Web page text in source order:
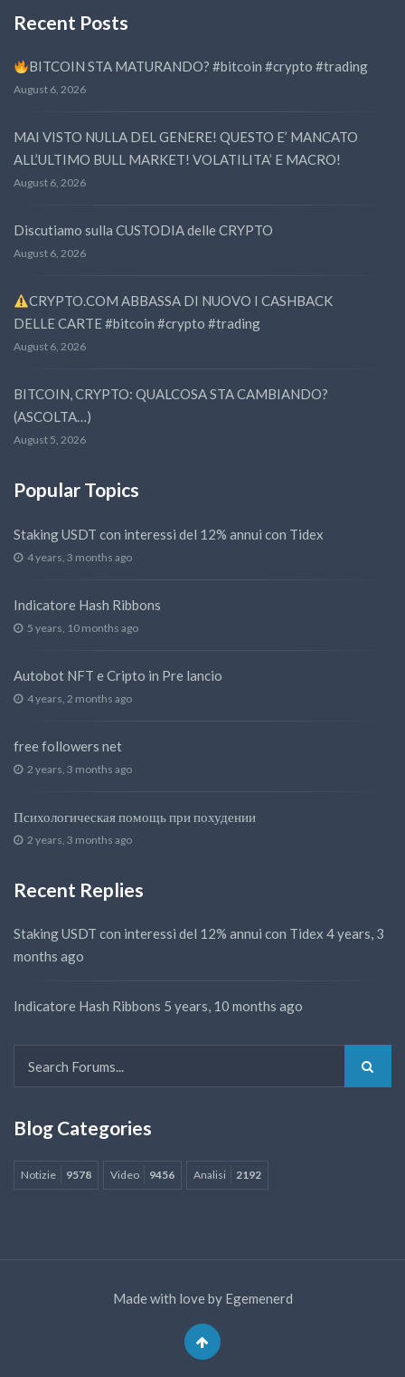
Recent Posts
BITCOIN STA MATURANDO? #bitcoin #crypto #trading
August 6, 2026
MAI VISTO NULLA DEL GENERE! QUESTO E’ MANCATO
ALL’ULTIMO BULL MARKET! VOLATILITA’ E MACRO!
August 6, 2026
Discutiamo sulla CUSTODIA delle CRYPTO
August 6, 2026
CRYPTO.COM ABBASSA DI NUOVO I CASHBACK
DELLE CARTE #bitcoin #crypto #trading
August 6, 2026
BITCOIN, CRYPTO: QUALCOSA STA CAMBIANDO?
(ASCOLTA…)
August 5, 2026
Popular Topics
Staking USDT con interessi del 12% annui con Tidex
4 years, 3 months ago
Indicatore Hash Ribbons
5 years, 10 months ago
Autobot NFT e Cripto in Pre lancio
4 years, 2 months ago
free followers net
2 years, 3 months ago
Психологическая помощь при похудении
2 years, 3 months ago
Recent Replies
Staking USDT con interessi del 12% annui con Tidex 4 years, 3
months ago
Indicatore Hash Ribbons 5 years, 10 months ago
Blog Categories
Notizie 9578 Video 9456 Analisi 2192
Made with love by Egemenerd